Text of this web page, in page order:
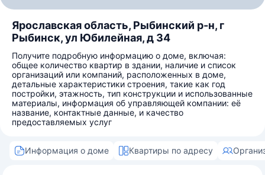
Ярославская область, Рыбинский р-н, г
Рыбинск, ул Юбилейная, д 34
Получите подробную информацию о доме, включая:
общее количество квартир в здании, наличие и список
организаций или компаний, расположенных в доме,
детальные характеристики строения, такие как год
постройки, этажность, тип конструкции и использованные
материалы, информация об управляющей компании: её
название, контактные данные, и качество
предоставляемых услуг
Информация о доме Квартиры по адресу